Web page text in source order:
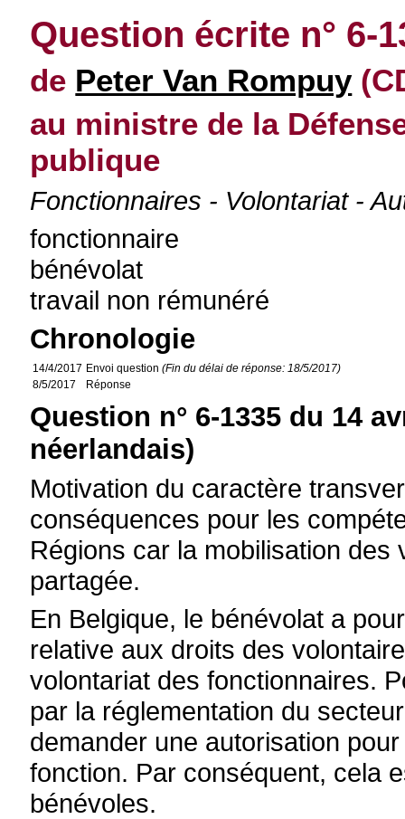
Question écrite n° 6-
de Peter Van Rompuy
au ministre de la
publique
Fonctionnaires - Volontariat -
fonctionnaire
bénévolat
travail non rémunéré
Chronologie
14/4/2017 Envoi question(Fin du délai de réponse: 18/5/2017)
8/5/2017
Réponse
Question n° 6-1335 du 14
néerlandais)
Motivation du caractère
conséquences pour les
Régions car la mobilisation
partagée.
En Belgique, le bénévolat a
relative aux droits des
volontariat des fonctionnaires.
par la réglementation du
demander une autorisation
fonction. Par conséquent, cela
bénévoles.